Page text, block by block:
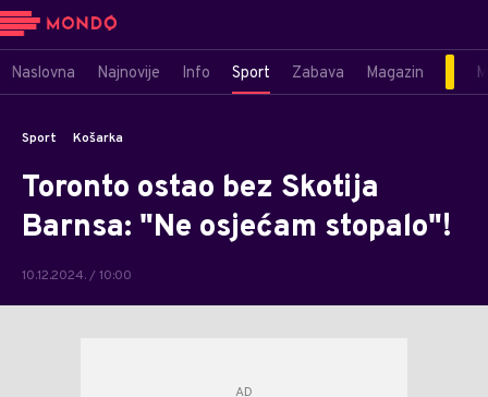
Naslovna Najnovije Info Sport Zabava Magazin
Sport Košarka
Toronto ostao bez Skotija
Barnsa: "Ne osjećam stopalo"!
10.12.2024. / 10:00